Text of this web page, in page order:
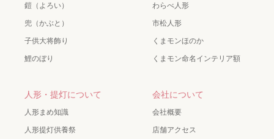
鎧（よろい）
兜（かぶと）
子供大将飾り
鯉のぼり
わらべ人形
市松人形
くまモンほのか
くまモン命名インテリア額
人形・提灯について
人形まめ知識
人形提灯供養祭
会社について
会社概要
店舗アクセス